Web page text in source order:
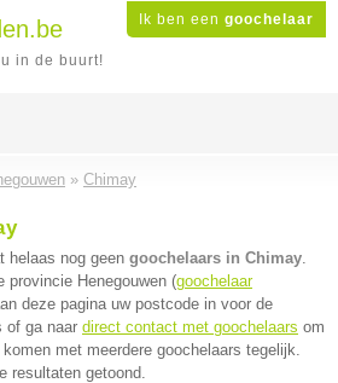
Ik ben een goochelaar
in de buurt!
» Chimay
helaas nog geen goochelaars in Chimay.
provincie Henegouwen (goochelaar
deze pagina uw postcode in voor de
of ga naar direct contact met goochelaars om
met meerdere goochelaars tegelijk.
resultaten getoond.